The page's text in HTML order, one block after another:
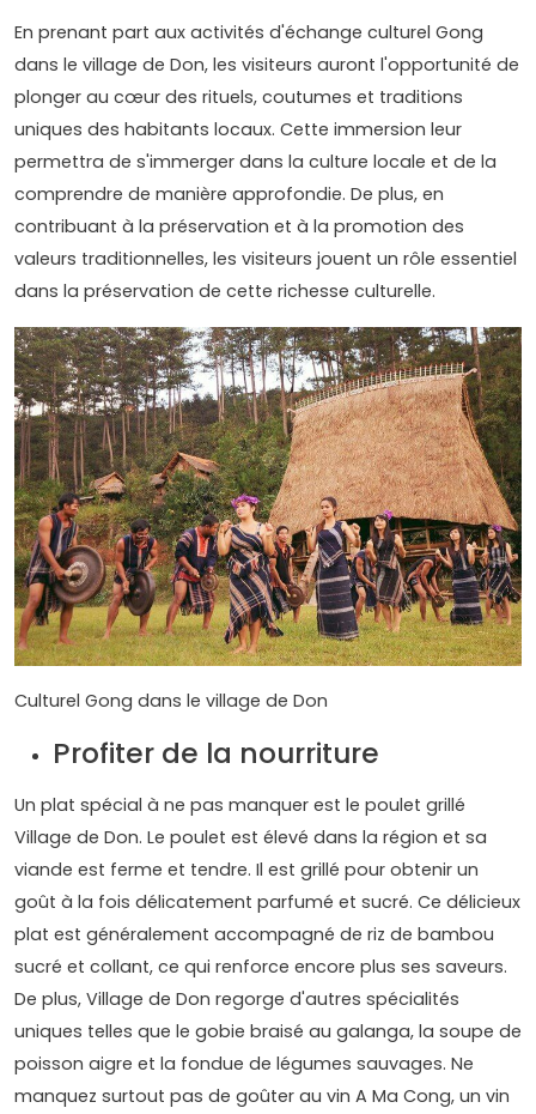
En prenant part aux activités d'échange culturel Gong
dans le village de Don, les visiteurs auront l'opportunité de
plonger au cœur des rituels, coutumes et traditions
uniques des habitants locaux. Cette immersion leur
permettra de s'immerger dans la culture locale et de la
comprendre de manière approfondie. De plus, en
contribuant à la préservation et à la promotion des
valeurs traditionnelles, les visiteurs jouent un rôle essentiel
dans la préservation de cette richesse culturelle.
Culturel Gong dans le village de Don
Profiter de la nourriture
Un plat spécial à ne pas manquer est le poulet grillé
Village de Don. Le poulet est élevé dans la région et sa
viande est ferme et tendre. Il est grillé pour obtenir un
goût à la fois délicatement parfumé et sucré. Ce délicieux
plat est généralement accompagné de riz de bambou
sucré et collant, ce qui renforce encore plus ses saveurs.
De plus, Village de Don regorge d'autres spécialités
uniques telles que le gobie braisé au galanga, la soupe de
poisson aigre et la fondue de légumes sauvages. Ne
manquez surtout pas de goûter au vin A Ma Cong, un vin